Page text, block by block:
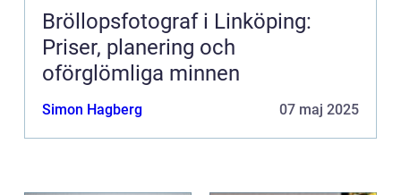
Bröllopsfotograf i Linköping:
Priser, planering och
oförglömliga minnen
Simon Hagberg 07 maj 2025